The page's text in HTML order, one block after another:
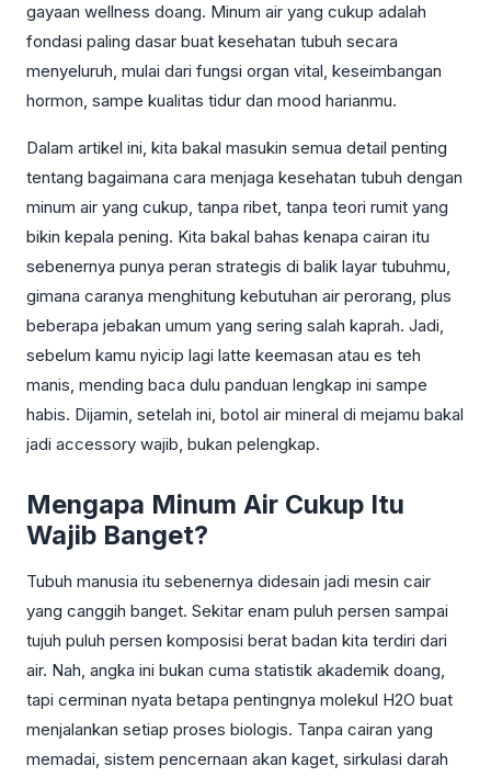
gayaan wellness doang. Minum air yang cukup adalah
fondasi paling dasar buat kesehatan tubuh secara
menyeluruh, mulai dari fungsi organ vital, keseimbangan
hormon, sampe kualitas tidur dan mood harianmu.
Dalam artikel ini, kita bakal masukin semua detail penting
tentang bagaimana cara menjaga kesehatan tubuh dengan
minum air yang cukup, tanpa ribet, tanpa teori rumit yang
bikin kepala pening. Kita bakal bahas kenapa cairan itu
sebenernya punya peran strategis di balik layar tubuhmu,
gimana caranya menghitung kebutuhan air perorang, plus
beberapa jebakan umum yang sering salah kaprah. Jadi,
sebelum kamu nyicip lagi latte keemasan atau es teh
manis, mending baca dulu panduan lengkap ini sampe
habis. Dijamin, setelah ini, botol air mineral di mejamu bakal
jadi accessory wajib, bukan pelengkap.
Mengapa Minum Air Cukup Itu
Wajib Banget?
Tubuh manusia itu sebenernya didesain jadi mesin cair
yang canggih banget. Sekitar enam puluh persen sampai
tujuh puluh persen komposisi berat badan kita terdiri dari
air. Nah, angka ini bukan cuma statistik akademik doang,
tapi cerminan nyata betapa pentingnya molekul H2O buat
menjalankan setiap proses biologis. Tanpa cairan yang
memadai, sistem pencernaan akan kaget, sirkulasi darah